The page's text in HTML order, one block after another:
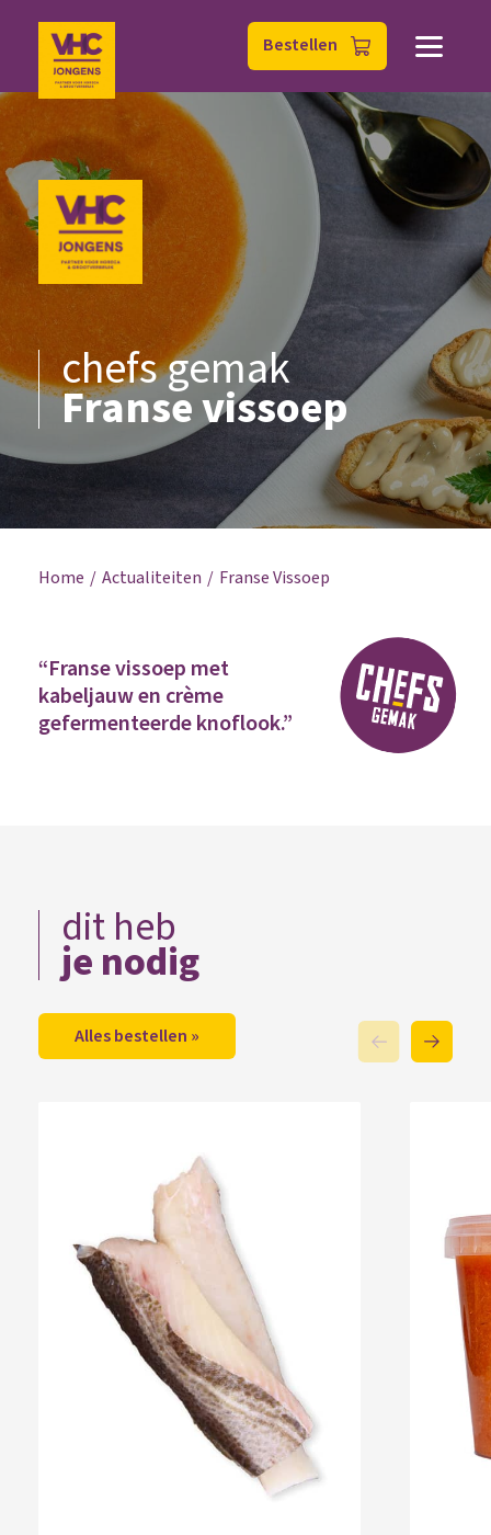
Bestellen
chefs gemak
Franse vissoep
Home Actualiteiten Franse Vissoep
“Franse vissoep met
kabeljauw en crème
gefermenteerde knoflook.”
dit heb
je nodig
Alles bestellen »